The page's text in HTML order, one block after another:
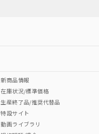
新商品情報
在庫状況/標準価格
生産終了品/推奨代替品
特設サイト
動画ライブラリ